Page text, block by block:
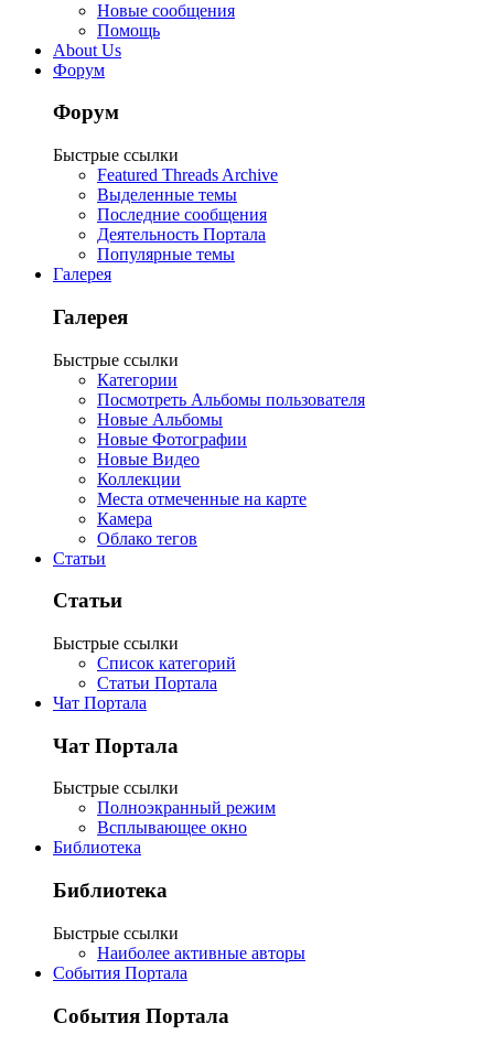
Новые сообщения
Помощь
About Us
Форум
Форум
Быстрые ссылки
Featured Threads Archive
Выделенные темы
Последние сообщения
Деятельность Портала
Популярные темы
Галерея
Галерея
Быстрые ссылки
Категории
Посмотреть Альбомы пользователя
Новые Альбомы
Новые Фотографии
Новые Видео
Коллекции
Места отмеченные на карте
Камера
Облако тегов
Статьи
Статьи
Быстрые ссылки
Список категорий
Статьи Портала
Чат Портала
Чат Портала
Быстрые ссылки
Полноэкранный режим
Всплывающее окно
Библиотека
Библиотека
Быстрые ссылки
Наиболее активные авторы
События Портала
События Портала